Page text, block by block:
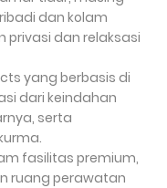
dan kolam
dan relaksasi
yang berbasis di
dari keindahan
serta
fasilitas premium,
ruang perawatan